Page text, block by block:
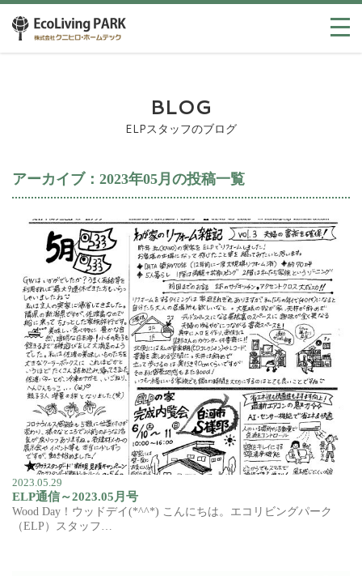
BLOG
ELPスタッフのブログ
アーカイブ：2023年05月の投稿一覧
2023.05.29
ELP通信～2023.05月号
Wood Day！ウッドデイ(*^^*) こんにちは。エコリビングパーク
（ELP）スタッフ…